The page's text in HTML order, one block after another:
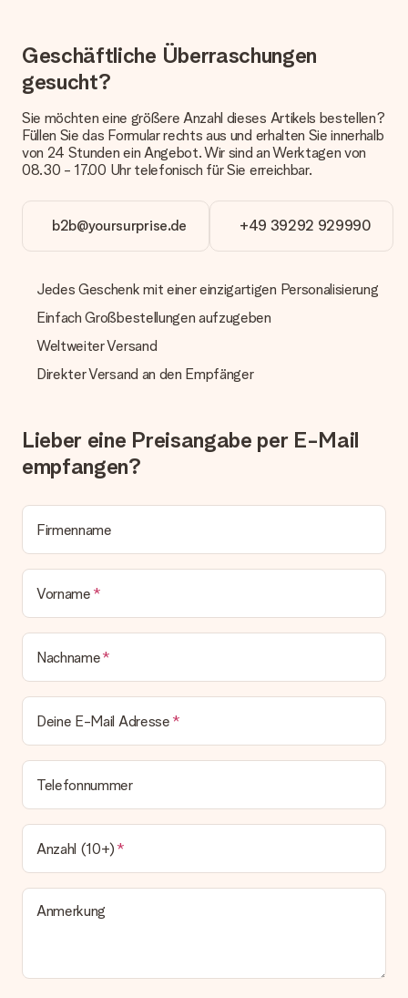
Derzeit können wir (noch) keine verschiedenen Lieferoptionen
anbieten. Das Geschenk, das bestellt wird, wird als Paket oder
Päckchen versendet. Möchtest du wissen, ob es als Paket
Kundenservice.
Zahlung
Wir bieten die folgenden Zahlungsoptionen an: Vorauskasse
mit normaler Überweisung, Sofortüberweisung, Paypal,
Kreditkarte oder auf Rechnung über Klarna. Bei einer
manuellen Überweisung verlängert sich die Lieferzeit des
Geschenk empfangen
Was, wenn das Geschenk meine Erwartungen nicht
erfüllt?
Sollte das Geschenk wider Erwarten deine Erwartungen nicht
Wird die Rechnung mit der Bestellung mitverschickt?
Alle Lieferungen erfolgen ohne Rechnung und/oder
zeitgleich mit der Bestätigungsmail und kannst sie jederzeit in
deinem MySurprise Account einsehen. Du kannst das
Geschäftliche Überraschungen
gesucht?
Sie möchten eine größere Anzahl dieses Artikels bestellen?
Füllen Sie das Formular rechts aus und erhalten Sie innerhalb
von 24 Stunden ein Angebot. Wir sind an Werktagen von
08.30 - 17.00 Uhr telefonisch für Sie erreichbar.
b2b@yoursurprise.de +49 39292 929990
Jedes Geschenk mit einer einzigartigen Personalisierung
Einfach Großbestellungen aufzugeben
Weltweiter Versand
Direkter Versand an den Empfänger
Lieber eine Preisangabe per E-Mail
empfangen?
Firmenname
Vorname
Nachname
Deine E-Mail Adresse
Telefonnummer
Anzahl (10+)
Anmerkung